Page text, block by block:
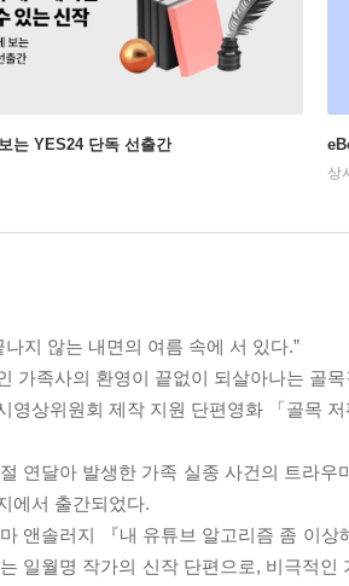
는 YES24 단독 선출간
상
나지 않는 내면의 여름 속에 서 있다.”
가족사의 환영이 끝없이 되살아나는 골
영상위원회 제작 지원 단편영화 「골목
연달아 발생한 가족 실종 사건의 트라
에서 출간되었다.
앤솔러지 『내 유튜브 알고리즘 좀 이
일월명 작가의 신작 단편으로, 비극적